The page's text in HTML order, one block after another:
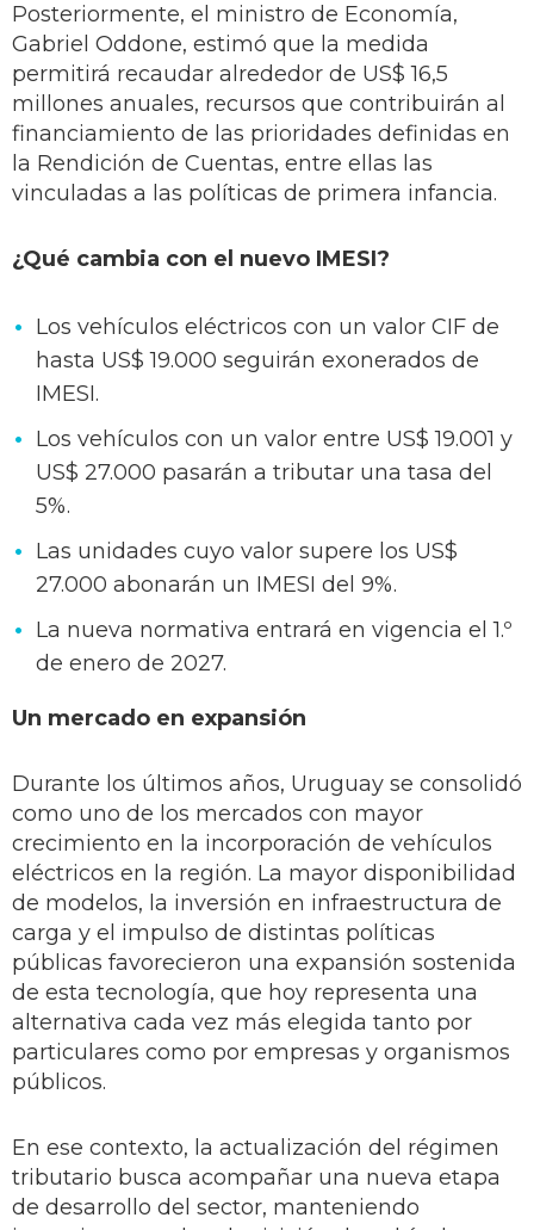
Posteriormente, el ministro de Economía,
Gabriel Oddone, estimó que la medida
permitirá recaudar alrededor de US$ 16,5
millones anuales, recursos que contribuirán al
financiamiento de las prioridades definidas en
la Rendición de Cuentas, entre ellas las
vinculadas a las políticas de primera infancia.
¿Qué cambia con el nuevo IMESI?
Los vehículos eléctricos con un valor CIF de
hasta US$ 19.000 seguirán exonerados de
IMESI.
Los vehículos con un valor entre US$ 19.001 y
US$ 27.000 pasarán a tributar una tasa del
5%.
Las unidades cuyo valor supere los US$
27.000 abonarán un IMESI del 9%.
La nueva normativa entrará en vigencia el 1.º
de enero de 2027.
Un mercado en expansión
Durante los últimos años, Uruguay se consolidó
como uno de los mercados con mayor
crecimiento en la incorporación de vehículos
eléctricos en la región. La mayor disponibilidad
de modelos, la inversión en infraestructura de
carga y el impulso de distintas políticas
públicas favorecieron una expansión sostenida
de esta tecnología, que hoy representa una
alternativa cada vez más elegida tanto por
particulares como por empresas y organismos
públicos.
En ese contexto, la actualización del régimen
tributario busca acompañar una nueva etapa
de desarrollo del sector, manteniendo